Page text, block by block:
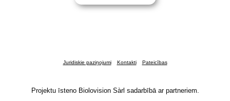
Juridiskie paziņojumi Kontakti Pateicības
Projektu īsteno Biolovision Sàrl sadarbībā ar partneriem.